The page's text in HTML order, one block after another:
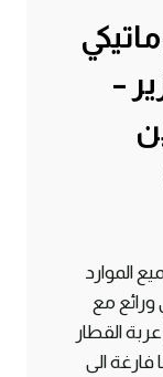
–
ماين
الموارد
مع
القطار
الى